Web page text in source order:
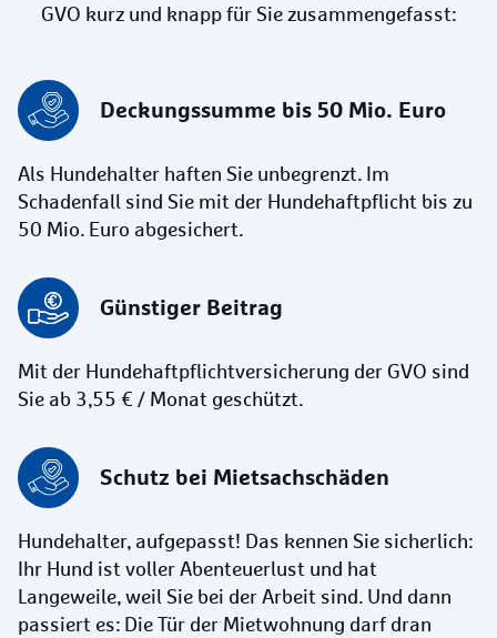
GVO kurz und knapp für Sie zusammengefasst:
Deckungssumme bis 50 Mio. Euro
Als Hundehalter haften Sie unbegrenzt. Im
Schadenfall sind Sie mit der Hundehaftpflicht bis zu
50 Mio. Euro abgesichert.
Günstiger Beitrag
Mit der Hundehaftpflichtversicherung der GVO sind
Sie ab 3,55 € / Monat geschützt.
Schutz bei Mietsachschäden
Hundehalter, aufgepasst! Das kennen Sie sicherlich:
Ihr Hund ist voller Abenteuerlust und hat
Langeweile, weil Sie bei der Arbeit sind. Und dann
passiert es: Die Tür der Mietwohnung darf dran